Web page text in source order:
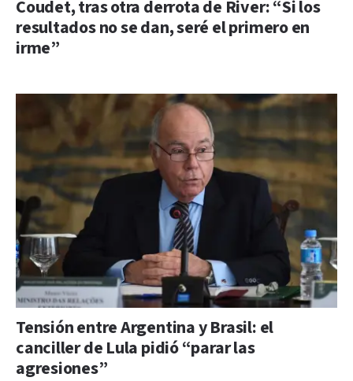
Coudet, tras otra derrota de River: “Si los
resultados no se dan, seré el primero en
irme”
Tensión entre Argentina y Brasil: el
canciller de Lula pidió “parar las
agresiones”